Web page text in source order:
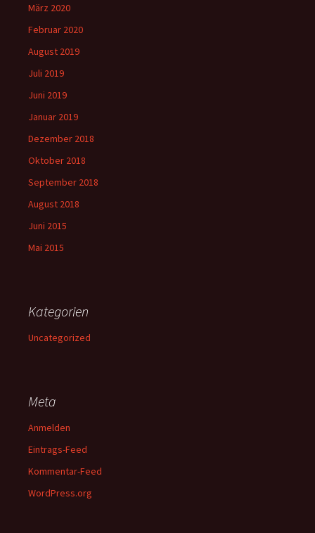
März 2020
Februar 2020
August 2019
Juli 2019
Juni 2019
Januar 2019
Dezember 2018
Oktober 2018
September 2018
August 2018
Juni 2015
Mai 2015
Kategorien
Uncategorized
Meta
Anmelden
Eintrags-Feed
Kommentar-Feed
WordPress.org